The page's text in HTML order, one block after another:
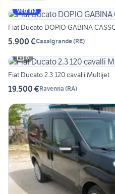
Vetrina
Fiat Ducato DOPIO GABINA
5.900 €Casalgrande(RE)
6
Fiat Ducato 2.3 120 cavalli Multijet
19.500 €Ravenna (RA)